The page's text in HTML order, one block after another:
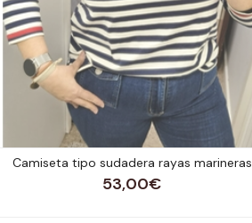
Camiseta tipo sudadera rayas marineras
53,00€